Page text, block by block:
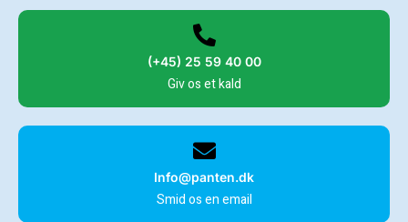
(+45) 25 59 40 00
Giv os et kald
Info@panten.dk
Smid os en email